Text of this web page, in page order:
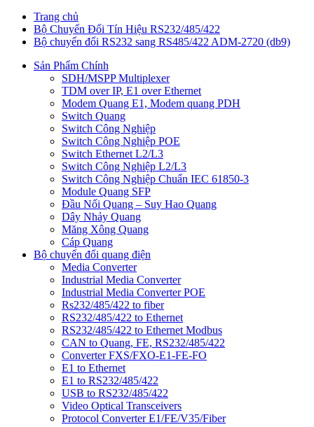
Trang chủ
Bộ Chuyển Đổi Tín Hiệu RS232/485/422
Bộ chuyển đổi RS232 sang RS485/422 ADM-2720 (db9)
Sản Phẩm Chính
SDH/MSPP Multiplexer
TDM over IP, E1 over Ethernet
Modem Quang E1, Modem quang PDH
Switch Quang
Switch Công Nghiệp
Switch Công Nghiệp POE
Switch Ethernet L2/L3
Switch Công Nghiệp L2/L3
Switch Công Nghiệp Chuẩn IEC 61850-3
Module Quang SFP
Đầu Nối Quang – Suy Hao Quang
Dây Nhảy Quang
Măng Xông Quang
Cáp Quang
Bộ chuyển đổi quang điện
Media Converter
Industrial Media Converter
Industrial Media Converter POE
Rs232/485/422 to fiber
RS232/485/422 to Ethernet
RS232/485/422 to Ethernet Modbus
CAN to Quang, FE, RS232/485/422
Converter FXS/FXO-E1-FE-FO
E1 to Ethernet
E1 to RS232/485/422
USB to RS232/485/422
Video Optical Transceivers
Protocol Converter E1/FE/V35/Fiber